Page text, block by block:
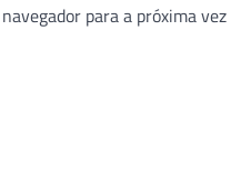
para a próxima vez